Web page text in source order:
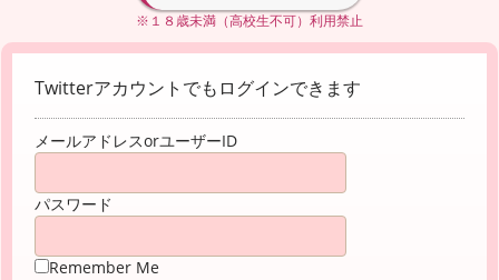
※１８歳未満（高校生不可）利用禁止
Twitterアカウントでもログインできます
メールアドレスorユーザーID
パスワード
Remember Me